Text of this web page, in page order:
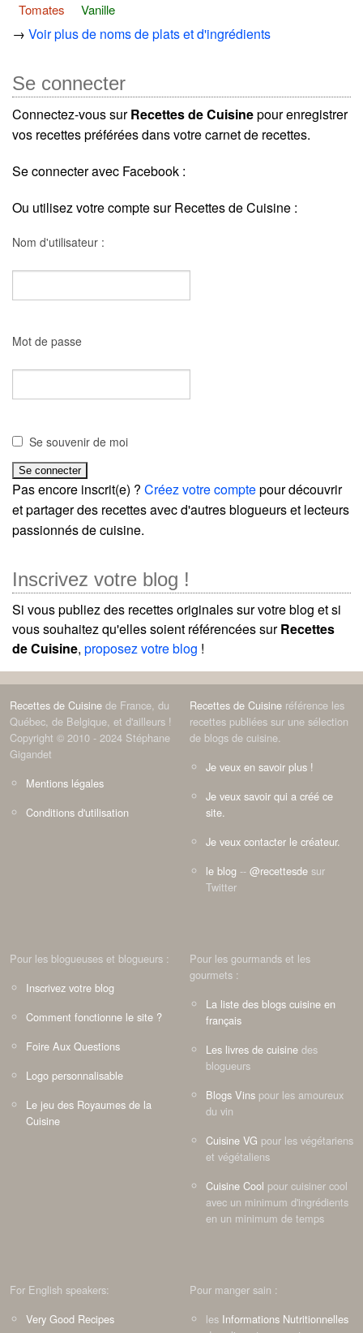
Tomates Vanille
→ Voir plus de noms de plats et d'ingrédients
Se connecter
Connectez-vous surRecettes de Cuisinepour enregistrer
vos recettes préférées dans votre carnet de recettes.
Se connecter avec Facebook :
Ou utilisez votre compte sur Recettes de Cuisine :
Nom d'utilisateur :
Mot de passe
Se souvenir de moi
Pas encore inscrit(e) ? Créez votre comptepour découvrir
et partager des recettes avec d'autres blogueurs et lecteurs
passionnés de cuisine.
Inscrivez votre blog !
Si vous publiez des recettes originales sur votre blog et si
vous souhaitez qu'elles soient référencées surRecettes
de Cuisine, proposez votre blog !
Recettes de Cuisine de France, du
Québec, de Belgique, et d'ailleurs !
Copyright © 2010 - 2024 Stéphane
Gigandet
Mentions légales
Conditions d'utilisation
Recettes de Cuisine référence les
recettes publiées sur une sélection
de blogs de cuisine.
Je veux en savoir plus !
Je veux savoir qui a créé ce
site.
Je veux contacter le créateur.
le blog -- @recettesde sur
Twitter
Pour les blogueuses et blogueurs :
Inscrivez votre blog
Comment fonctionne le site ?
Foire Aux Questions
Logo personnalisable
Le jeu des Royaumes de la
Cuisine
Pour les gourmands et les
gourmets :
La liste des blogs cuisine en
français
Les livres de cuisine des
blogueurs
Blogs Vins pour les amoureux
du vin
Cuisine VG pour les végétariens
et végétaliens
Cuisine Cool pour cuisiner cool
avec un minimum d'ingrédients
en un minimum de temps
For English speakers:
Very Good Recipes
Pour manger sain :
les Informations Nutritionnelles